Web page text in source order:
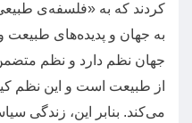
کردند که به «فلسفه‌ی
به جهان و پدیده‌های طبیعت
جهان نظم دارد و نظم
از طبیعت است و این نظم
می‌کند. بنابر این، زندگی